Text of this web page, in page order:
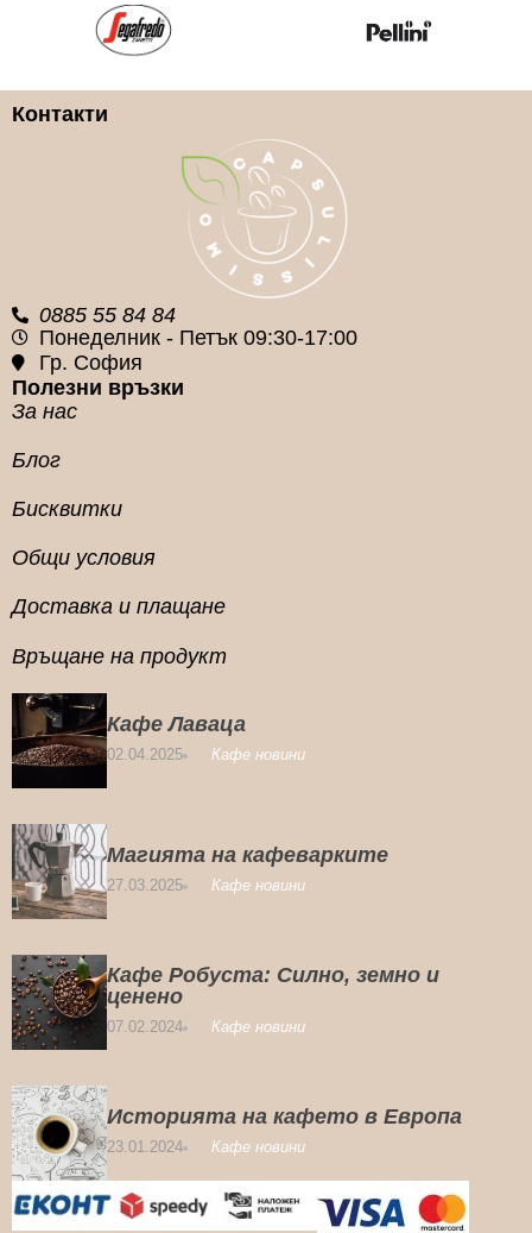
Контакти
0885 55 84 84
Понеделник - Петък 09:30-17:00
Гр. София
Полезни връзки
За нас
Блог
Бисквитки
Общи условия
Доставка и плащане
Връщане на продукт
Кафе Лаваца
02.04.2025 Кафе новини
Магията на кафеварките
27.03.2025 Кафе новини
Кафе Робуста: Силно, земно и
ценено
07.02.2024 Кафе новини
Историята на кафето в Европа
23.01.2024 Кафе новини